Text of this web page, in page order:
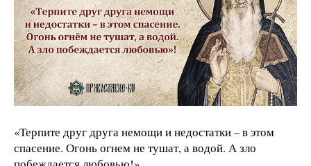
«Терпите друг друга немощи и недостатки – в этом
спасение. Огонь огнем не тушат, а водой. А зло